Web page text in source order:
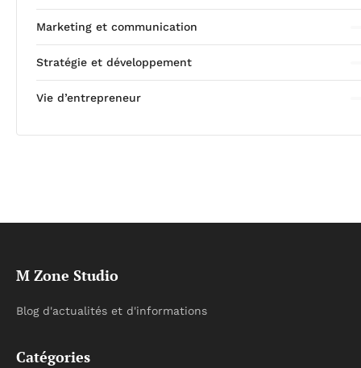
Marketing et communication
Stratégie et développement
Vie d’entrepreneur
M Zone Studio
Blog d'actualités et d'informations
Catégories